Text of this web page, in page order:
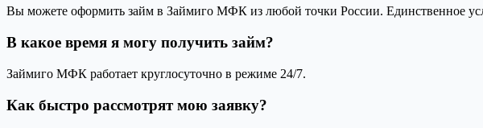
Вы можете оформить займ в Займиго МФК из любой точки России. Единственное
В какое время я могу получить займ?
Займиго МФК работает круглосуточно в режиме 24/7.
Как быстро рассмотрят мою заявку?